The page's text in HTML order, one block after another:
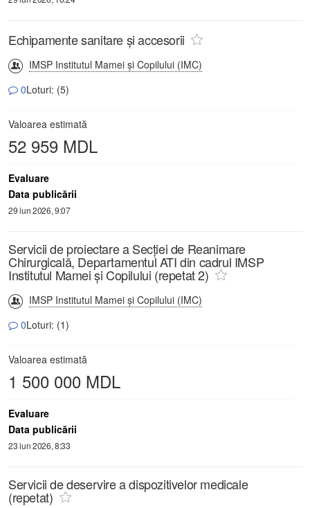
Echipamente sanitare și accesorii
IMSP Institutul Mamei și Copilului (IMC)
0Loturi: (5)
Valoarea estimată
52 959 MDL
Evaluare
Data publicării
29 iun 2026, 9:07
Servicii de proiectare a Secției de Reanimare
Chirurgicală, Departamentul ATI din cadrul IMSP
Institutul Mamei și Copilului (repetat 2)
IMSP Institutul Mamei și Copilului (IMC)
0Loturi: (1)
Valoarea estimată
1 500 000 MDL
Evaluare
Data publicării
23 iun 2026, 8:33
Servicii de deservire a dispozitivelor medicale
(repetat)